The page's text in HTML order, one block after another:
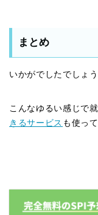
まとめ
いかがでしたでしょ
こんなゆるい感じで
きるサービス も使っ